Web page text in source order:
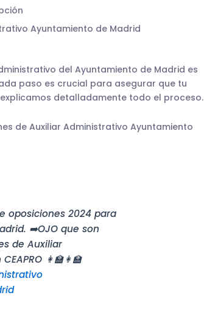
Ayuntamiento de Madrid
del Ayuntamiento de Madrid es
paso es crucial para asegurar que tu
detalladamente todo el proceso.
de Auxiliar Administrativo Ayuntamiento
oposiciones 2024 para
➡️OJO que son
de Auxiliar
👩‍🏫👩‍🏫